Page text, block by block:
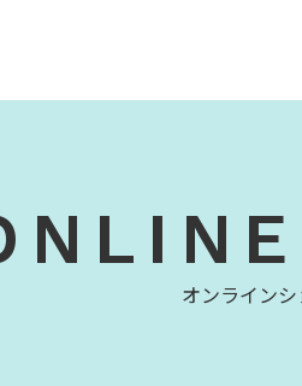
オンライン